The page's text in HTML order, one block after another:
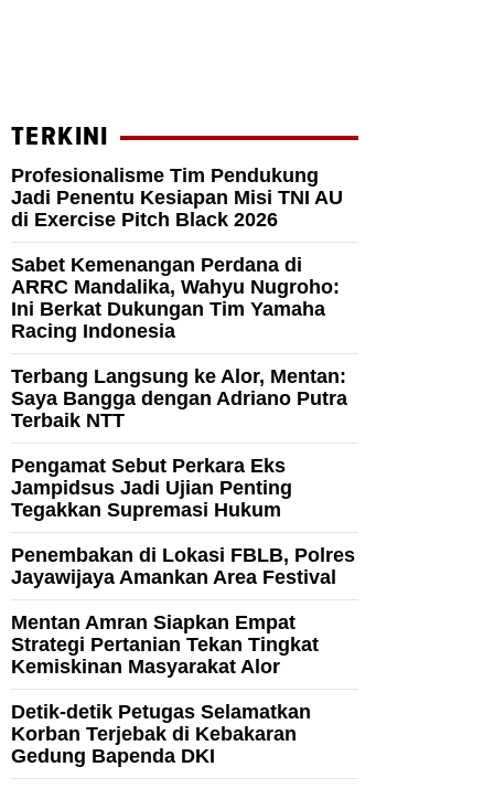
TERKINI
Profesionalisme Tim Pendukung
Jadi Penentu Kesiapan Misi TNI AU
di Exercise Pitch Black 2026
Sabet Kemenangan Perdana di
ARRC Mandalika, Wahyu Nugroho:
Ini Berkat Dukungan Tim Yamaha
Racing Indonesia
Terbang Langsung ke Alor, Mentan:
Saya Bangga dengan Adriano Putra
Terbaik NTT
Pengamat Sebut Perkara Eks
Jampidsus Jadi Ujian Penting
Tegakkan Supremasi Hukum
Penembakan di Lokasi FBLB, Polres
Jayawijaya Amankan Area Festival
Mentan Amran Siapkan Empat
Strategi Pertanian Tekan Tingkat
Kemiskinan Masyarakat Alor
Detik-detik Petugas Selamatkan
Korban Terjebak di Kebakaran
Gedung Bapenda DKI